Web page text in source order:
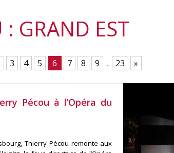
: GRAND EST
3 4 5 6 7 8 9 ... 23 »
Pécou à l’Opéra du
Thierry Pécou remonte aux